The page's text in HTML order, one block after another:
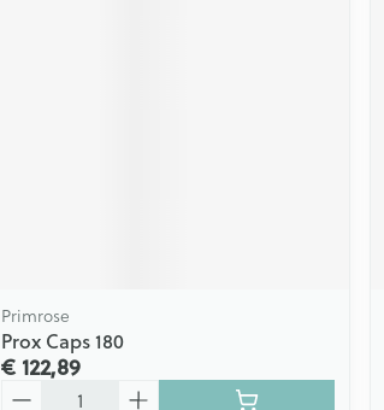
Primrose
Prox Caps 180
€ 122,89